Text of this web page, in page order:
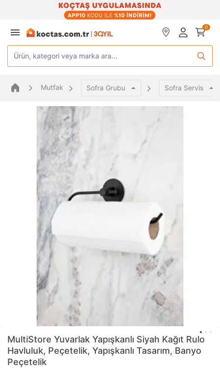
0
Ürün, kategori veya marka ara...
Mutfak Sofra Grubu Sofra Servis
MultiStore Yuvarlak Yapışkanlı Siyah Kağıt Rulo
Havluluk, Peçetelik, Yapışkanlı Tasarım, Banyo
Peçetelik